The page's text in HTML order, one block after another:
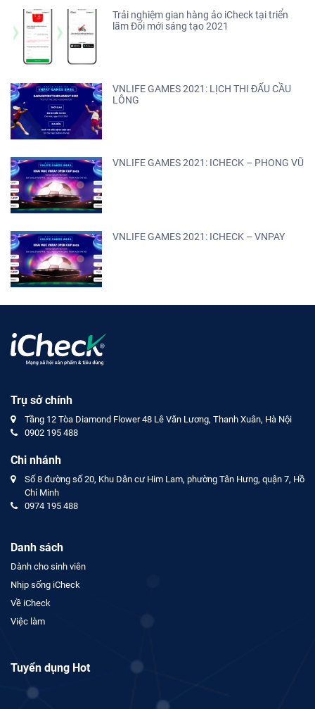
Trải nghiệm gian hàng ảo iCheck tại triển
lãm Đổi mới sáng tạo 2021
VNLIFE GAMES 2021: LỊCH THI ĐẤU CẦU
LÔNG
VNLIFE GAMES 2021: ICHECK – PHONG VŨ
VNLIFE GAMES 2021: ICHECK – VNPAY
Trụ sở chính
Tầng 12 Tòa Diamond Flower 48 Lê Văn Lương, Thanh Xuân, Hà Nội
0902 195 488
Chi nhánh
Số 8 đường số 20, Khu Dân cư Him Lam, phường Tân Hưng, quận 7, Hồ
Chí Minh
0974 195 488
Danh sách
Dành cho sinh viên
Nhịp sống iCheck
Về iCheck
Việc làm
Tuyển dụng Hot